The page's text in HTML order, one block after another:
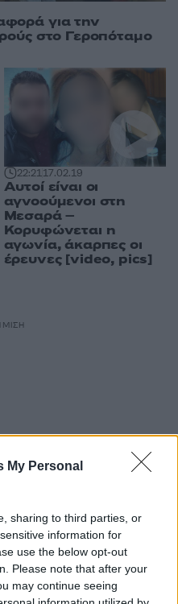
My Personal
sharing to third parties, or
information for
use the below opt-out
Please note that after your
may continue seeing
για την
στο Γεροπόταμο
22:2117.02.19
Αυτοί είναι οι
αγνοούμενοι στη
Μεσαρά –
Κορυφώνεται η
αγωνία, άκαρπες οι
έρευνες [video, pics]